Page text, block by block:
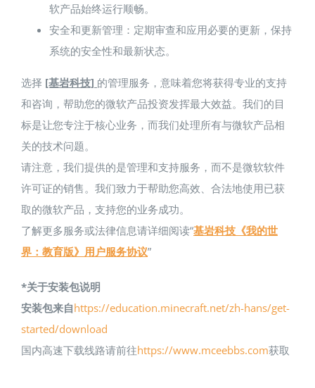
软产品始终运行顺畅。
安全和更新管理：定期审查和应用必要的更新，保持
系统的安全性和最新状态。
选择 [基岩科技] 的管理服务，意味着您将获得专业的支持
和咨询，帮助您的微软产品投资发挥最大效益。我们的目
标是让您专注于核心业务，而我们处理所有与微软产品相
关的技术问题。
请注意，我们提供的是管理和支持服务，而不是微软软件
许可证的销售。我们致力于帮助您高效、合法地使用已获
取的微软产品，支持您的业务成功。
了解更多服务或法律信息请详细阅读“基岩科技《我的世
界：教育版》用户服务协议”
*关于安装包说明
安装包来自https://education.minecraft.net/zh-hans/get-
started/download
国内高速下载线路请前往https://www.mceebbs.com获取